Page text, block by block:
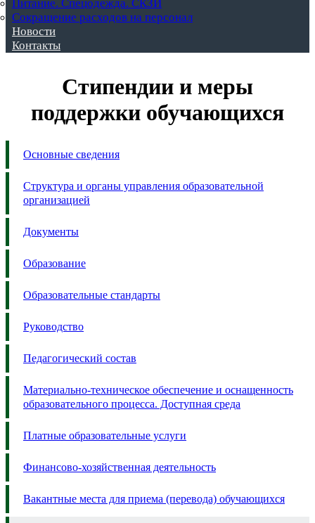
Питание. Спецодежда. СКЗИ
Сокращение расходов на персонал
Новости
Контакты
Стипендии и меры
поддержки обучающихся
Основные сведения
Структура и органы управления образовательной
организацией
Документы
Образование
Образовательные стандарты
Руководство
Педагогический состав
Материально-техническое обеспечение и оснащенность
образовательного процесса. Доступная среда
Платные образовательные услуги
Финансово-хозяйственная деятельность
Вакантные места для приема (перевода) обучающихся